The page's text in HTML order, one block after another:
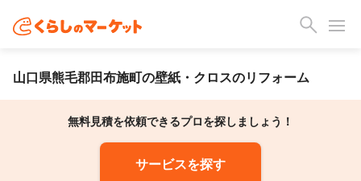
山口県熊毛郡田布施町の壁紙・クロスのリフォーム
無料見積を依頼できるプロを探しましょう！
サービスを探す